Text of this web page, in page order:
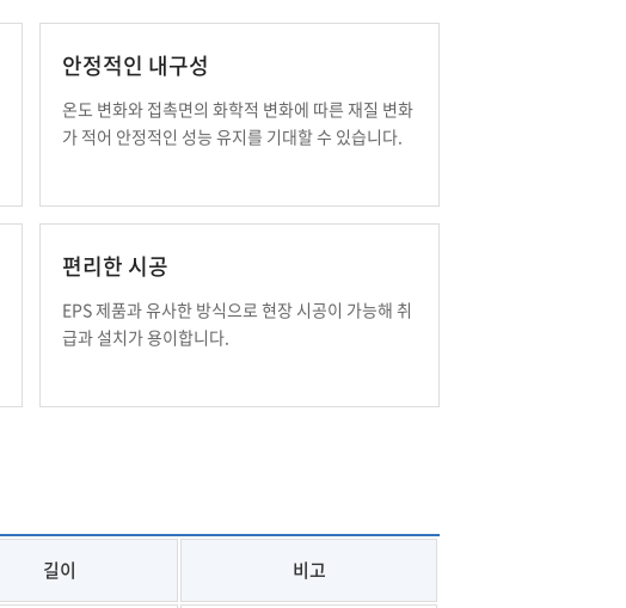
안정적인 내구성
온도 변화와 접촉면의 화학적 변화에 따른 재질 변화
가 적어 안정적인 성능 유지를 기대할 수 있습니다.
편리한 시공
EPS 제품과 유사한 방식으로 현장 시공이 가능해 취
급과 설치가 용이합니다.
길이 비고